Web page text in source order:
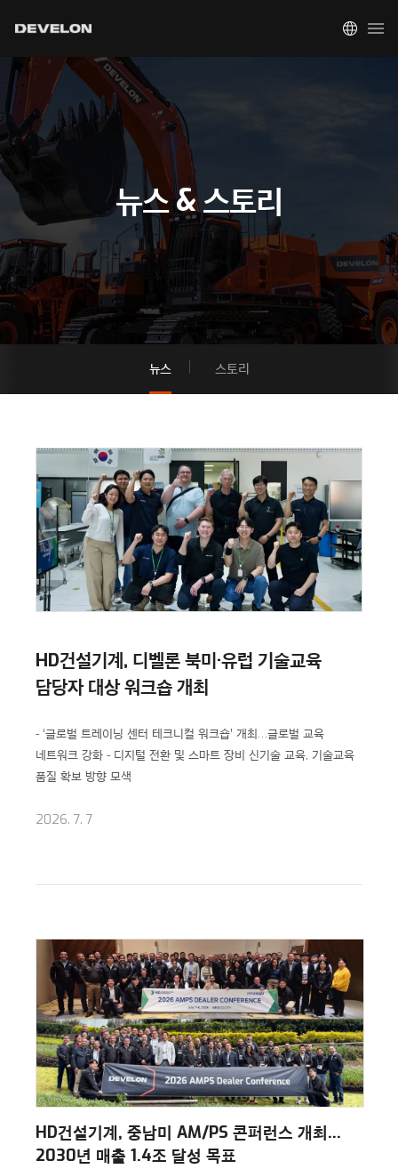
뉴스 & 스토리
뉴스 스토리
HD건설기계, 디벨론 북미·유럽 기술교육
담당자 대상 워크숍 개최
- ‘글로벌 트레이닝 센터 테크니컬 워크숍’ 개최…글로벌 교육
네트워크 강화 - 디지털 전환 및 스마트 장비 신기술 교육, 기술교육
품질 확보 방향 모색
2026. 7. 7
HD건설기계, 중남미 AM/PS 콘퍼런스 개최…
2030년 매출 1.4조 달성 목표